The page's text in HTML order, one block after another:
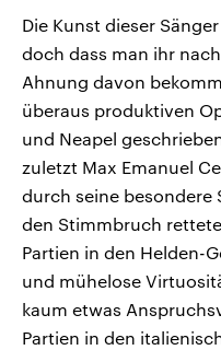
Die Kunst dieser
doch dass man ihr
Ahnung davon
überaus produktiven
und Neapel
zuletzt Max Emanuel
durch seine
den Stimmbruch
Partien in den Helden-
und mühelose
kaum etwas
Partien in den